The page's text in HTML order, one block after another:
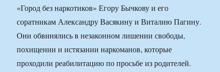
«Город без наркотиков» Егору Бычкову и его
соратникам Александру Васякину и Виталию Пагину.
Они обвинялись в незаконном лишении свободы,
похищении и истязании наркоманов, которые
проходили реабилитацию по просьбе из родителей.